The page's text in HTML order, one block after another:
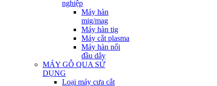
nghiệp
Máy hàn
mig/mag
Máy hàn tig
Máy cắt plasma
Máy hàn nối
đầu dây
MÁY GỖ QUA SỬ
DỤNG
Loại máy cưa cắt